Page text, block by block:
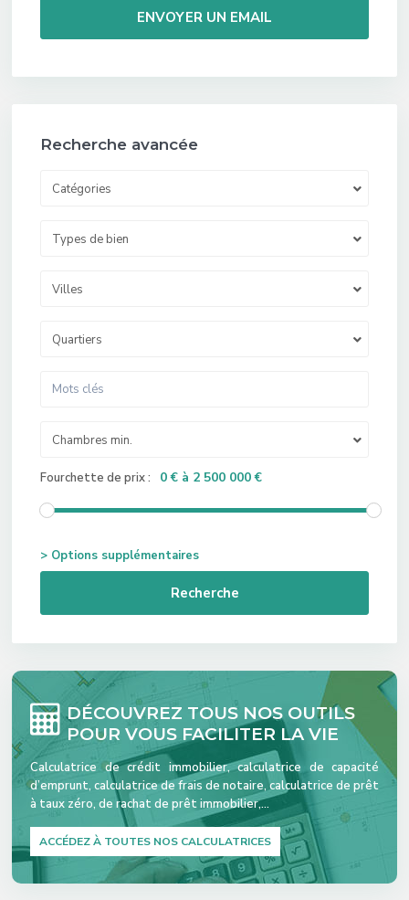
Recherche avancée
Catégories
Types de bien
Villes
Quartiers
Chambres min.
Fourchette de prix : 0 € à 2 500 000 €
> Options supplémentaires
Recherche
DÉCOUVREZ TOUS NOS OUTILS
POUR VOUS FACILITER LA VIE
Calculatrice de crédit immobilier, calculatrice de capacité
d’emprunt, calculatrice de frais de notaire, calculatrice de prêt
à taux zéro, de rachat de prêt immobilier,…
ACCÉDEZ À TOUTES NOS CALCULATRICES